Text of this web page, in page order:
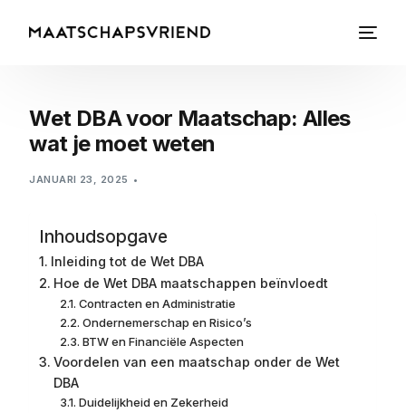
Wet DBA voor Maatschap: Alles
wat je moet weten
JANUARI 23, 2025
Inhoudsopgave
Inleiding tot de Wet DBA
Hoe de Wet DBA maatschappen beïnvloedt
Contracten en Administratie
Ondernemerschap en Risico’s
BTW en Financiële Aspecten
Voordelen van een maatschap onder de Wet
DBA
Duidelijkheid en Zekerheid